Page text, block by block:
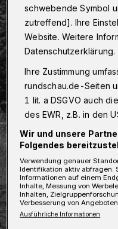
schwebende Symbol
zutreffend]. Ihre
Website. Weitere
Datenschutzerklärung.
Ihre Zustimmung
rundschau.de-Seiten
1 lit. a DSGVO auch
des EWR, z.B. in den
Wir und unsere
Folgendes
Verwendung genauer
Identifikation aktiv abfragen.
Informationen auf einem
Inhalte, Messung von
Inhalten,
Verbesserung von
Ausführliche Informationen